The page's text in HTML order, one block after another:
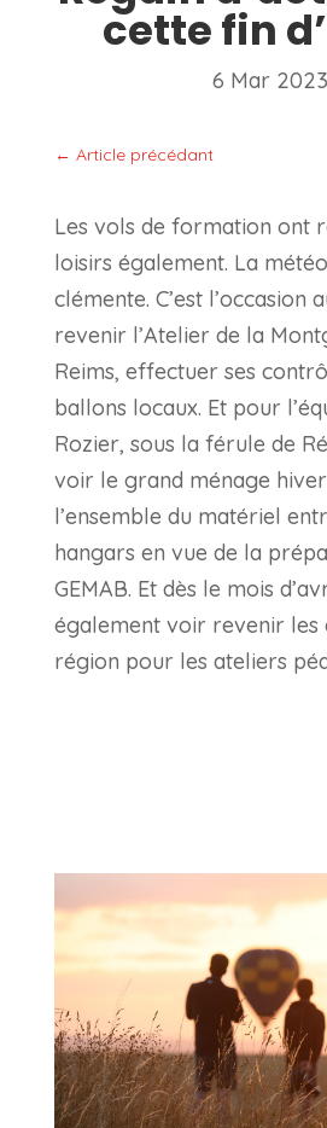
cette fin
6 Mar 2023
← Article précédant
Les vols de formation ont
loisirs également. La
clémente. C’est l’occasion
revenir l’Atelier de la
Reims, effectuer ses
ballons locaux. Et pour
Rozier, sous la férule de
voir le grand ménage
l’ensemble du matériel
hangars en vue de la
GEMAB. Et dès le mois
également voir revenir les
région pour les ateliers